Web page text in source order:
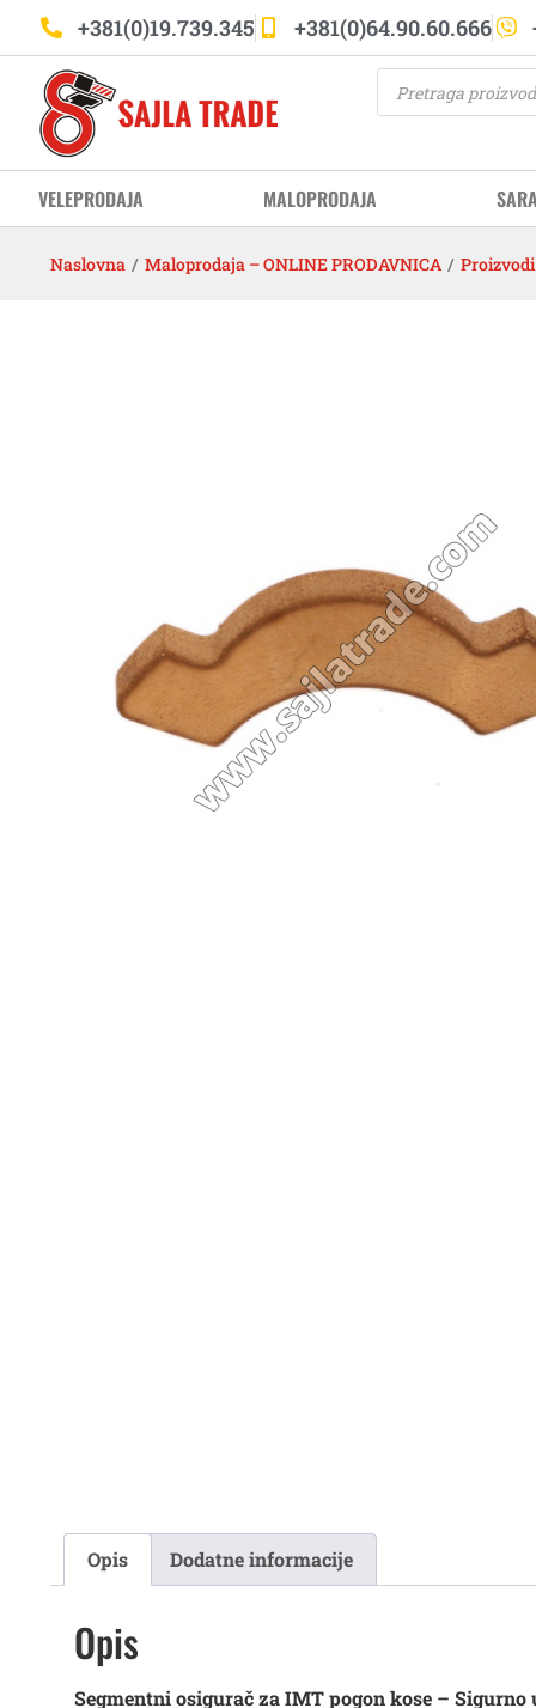
+381(0)19.739.345 +381(0)64.90.60.666
VELEPRODAJA MALOPRODAJA
Naslovna / Maloprodaja – ONLINE PRODAVNICA / Proizvodi
Opis Dodatne informacije
Opis
Segmentni osigurač za IMT pogon kose –